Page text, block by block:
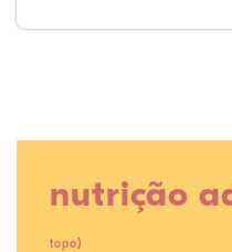
nutrição
topo)